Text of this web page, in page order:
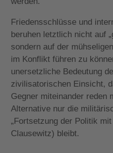
Friedensschlüsse und
beruhen letztlich nicht auf
sondern auf der
im Konflikt führen zu
unersetzliche Bedeutung
zivilisatorischen Einsicht,
Gegner miteinander reden
Alternative nur die
„Fortsetzung der Politik
Clausewitz) bleibt.